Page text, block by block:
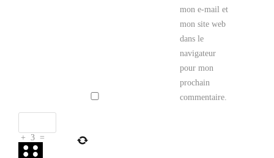
mon e-mail et
mon site web
dans le
navigateur
pour mon
prochain
commentaire.
+ 3 =